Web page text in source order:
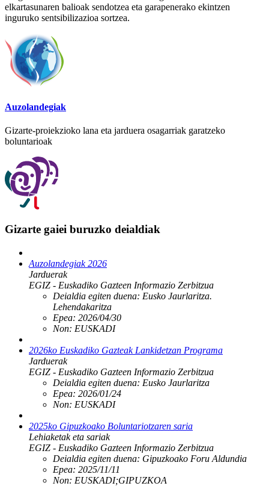
elkartasunaren balioak sendotzea eta garapenerako ekintzen
inguruko sentsibilizazioa sortzea.
Auzolandegiak
Gizarte-proiekzioko lana eta jarduera osagarriak garatzeko
boluntarioak
Gizarte gaiei buruzko deialdiak
Auzolandegiak 2026
Jarduerak
EGIZ - Euskadiko Gazteen Informazio Zerbitzua
Deialdia egiten duena: Eusko Jaurlaritza.
Lehendakaritza
Epea: 2026/04/30
Non: EUSKADI
2026ko Euskadiko Gazteak Lankidetzan Programa
Jarduerak
EGIZ - Euskadiko Gazteen Informazio Zerbitzua
Deialdia egiten duena: Eusko Jaurlaritza
Epea: 2026/01/24
Non: EUSKADI
2025ko Gipuzkoako Boluntariotzaren saria
Lehiaketak eta sariak
EGIZ - Euskadiko Gazteen Informazio Zerbitzua
Deialdia egiten duena: Gipuzkoako Foru Aldundia
Epea: 2025/11/11
Non: EUSKADI;GIPUZKOA